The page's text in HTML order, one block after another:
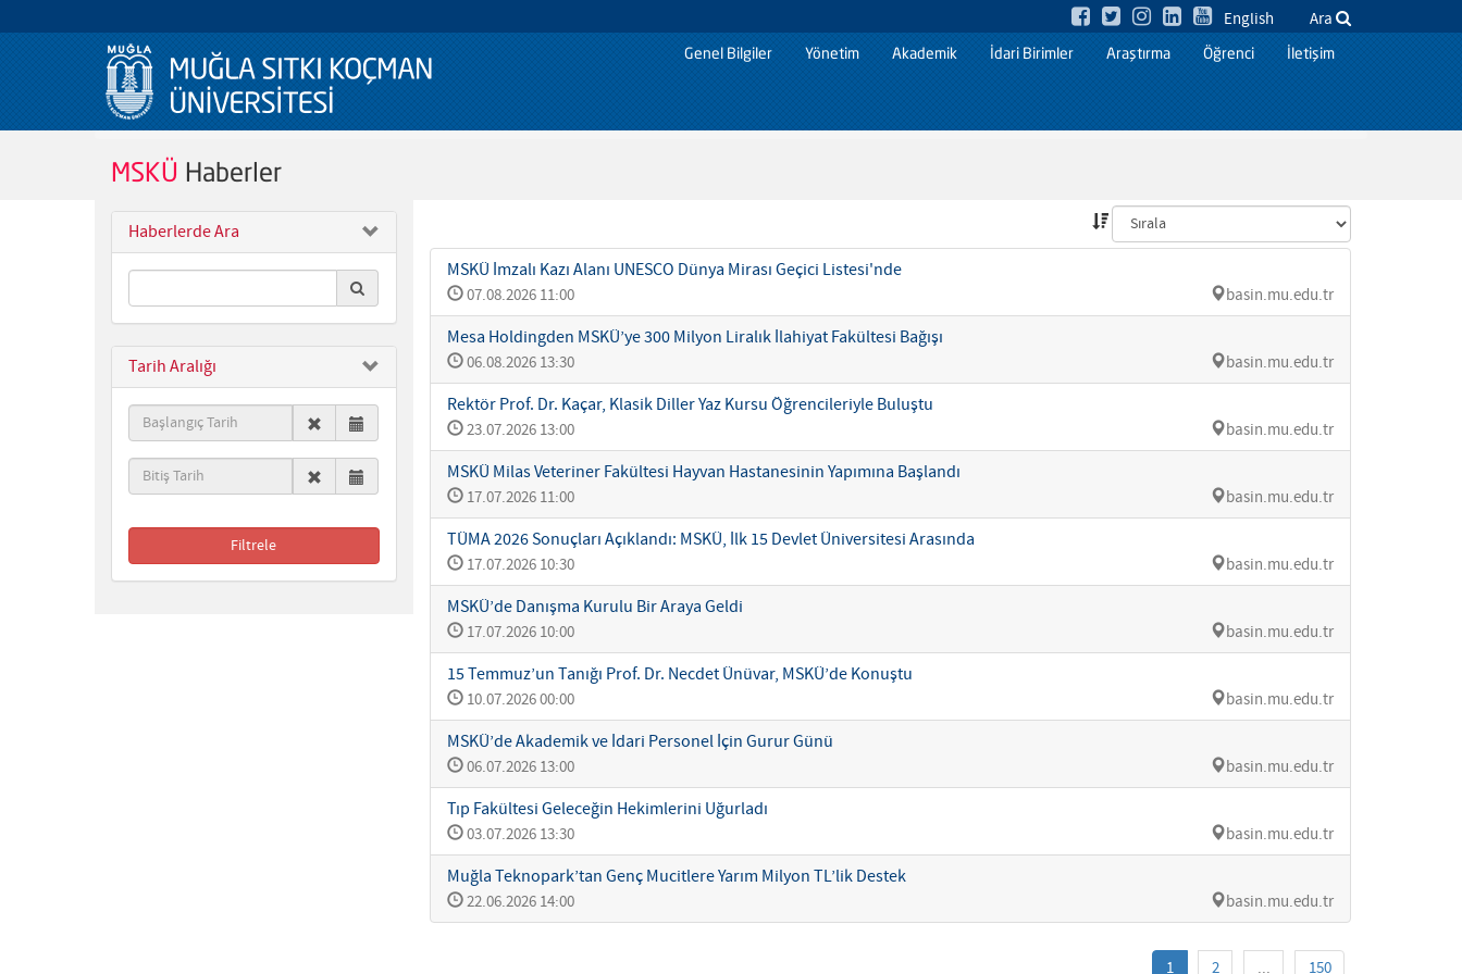
English Ara
Genel Bilgiler Yönetim Akademik İdari Birimler Araştırma Öğrenci İletişim
MSKÜ Haberler
Haberlerde Ara
Tarih Aralığı
MSKÜ İmzalı Kazı Alanı UNESCO Dünya Mirası Geçici Listesi'nde
07.08.2026 11:00 basin.mu.edu.tr
Mesa Holdingden MSKÜ’ye 300 Milyon Liralık İlahiyat Fakültesi Bağışı
06.08.2026 13:30 basin.mu.edu.tr
Rektör Prof. Dr. Kaçar, Klasik Diller Yaz Kursu Öğrencileriyle Buluştu
23.07.2026 13:00 basin.mu.edu.tr
MSKÜ Milas Veteriner Fakültesi Hayvan Hastanesinin Yapımına Başlandı
17.07.2026 11:00 basin.mu.edu.tr
TÜMA 2026 Sonuçları Açıklandı: MSKÜ, İlk 15 Devlet Üniversitesi Arasında
17.07.2026 10:30 basin.mu.edu.tr
MSKÜ’de Danışma Kurulu Bir Araya Geldi
17.07.2026 10:00 basin.mu.edu.tr
15 Temmuz’un Tanığı Prof. Dr. Necdet Ünüvar, MSKÜ’de Konuştu
10.07.2026 00:00 basin.mu.edu.tr
MSKÜ’de Akademik ve İdari Personel İçin Gurur Günü
06.07.2026 13:00 basin.mu.edu.tr
Tıp Fakültesi Geleceğin Hekimlerini Uğurladı
03.07.2026 13:30 basin.mu.edu.tr
Muğla Teknopark’tan Genç Mucitlere Yarım Milyon TL’lik Destek
22.06.2026 14:00 basin.mu.edu.tr
1 2 ... 150